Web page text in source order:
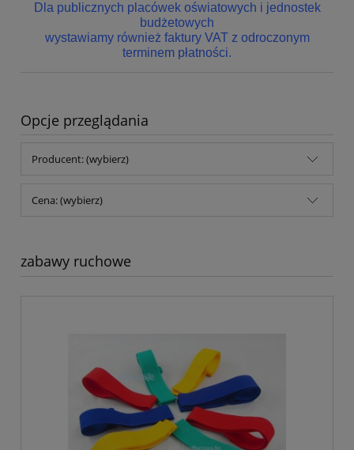
Dla publicznych placówek oświatowych i jednostek
budżetowych
wystawiamy również faktury VAT z odroczonym
terminem płatności.
Opcje przeglądania
Producent: (wybierz)
Cena: (wybierz)
zabawy ruchowe